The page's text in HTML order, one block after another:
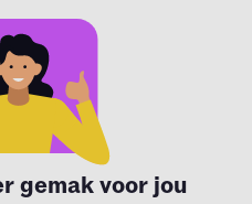
gemak voor jou